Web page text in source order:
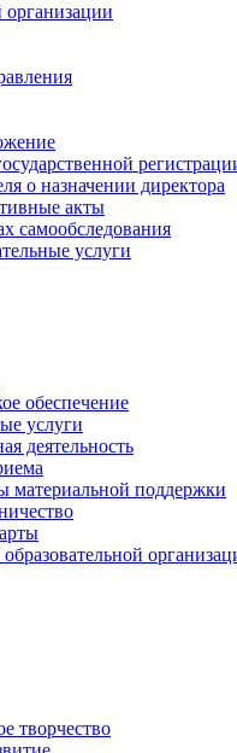
организации
о назначении директора
акты
самообследования
услуги
обеспечение
услуги
деятельность
поддержки
творчество